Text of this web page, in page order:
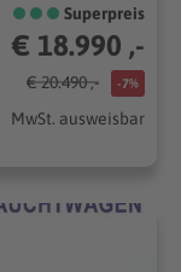
Superpreis
€ 18.990 ,-
€ 20.490 ,- -7%
MwSt. ausweisbar